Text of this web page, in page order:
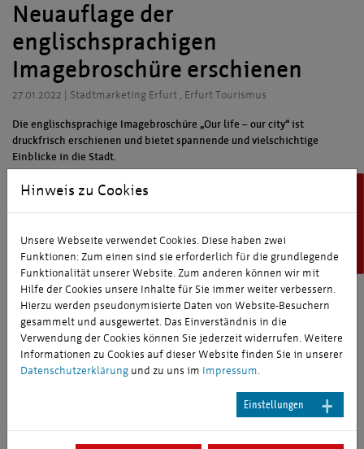
Neuauflage der
englischsprachigen
Imagebroschüre erschienen
27.01.2022 Stadtmarketing Erfurt , Erfurt Tourismus
Die englischsprachige Imagebroschüre „Our life – our city“ ist
druckfrisch erschienen und bietet spannende und vielschichtige
Einblicke in die Stadt.
Die beliebte Imagebroschüre „Unser Leben – unsere Stadt“ der Erfurt
Landeshauptstadt.
In Zusammenarbeit mit zahlreichen Partnern ist die englische Version
der Broschüre nun vollständig überarbeitet und aktualisiert worden.
Damit die Ausgabe mit dem Titel „Our life – our city“ zukünftig noch
einfacher mit auf Reisen genommen oder in die Welt versendet
werden kann, wurden die Inhalte auf 24 Seiten zusammengefasst. An
Attraktivität hat die Imagebroschüre dabei jedoch nicht verloren und
überzeugt weiterhin mit informativen Texten sowie ansprechenden
Bildern. Egal ob Wirtschaft, touristische Highlights, Kultur, Sport oder
Hochschulen – die Broschüre bietet ihren Lesern spannende,
vielschichtige und manchmal auch überraschende Einblicke in die
Stadt.
Erfurt Tourismus
Hinweis zu Cookies
Unsere Webseite verwendet Cookies. Diese haben zwei
Funktionen: Zum einen sind sie erforderlich für die grundlegende
Funktionalität unserer Website. Zum anderen können wir mit
Hilfe der Cookies unsere Inhalte für Sie immer weiter verbessern.
Hierzu werden pseudonymisierte Daten von Website-Besuchern
gesammelt und ausgewertet. Das Einverständnis in die
Verwendung der Cookies können Sie jederzeit widerrufen. Weitere
Informationen zu Cookies auf dieser Website finden Sie in unserer
Datenschutzerklärung und zu uns im Impressum.
Einstellungen